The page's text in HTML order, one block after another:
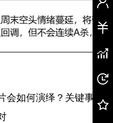
会如何演绎？关键事件